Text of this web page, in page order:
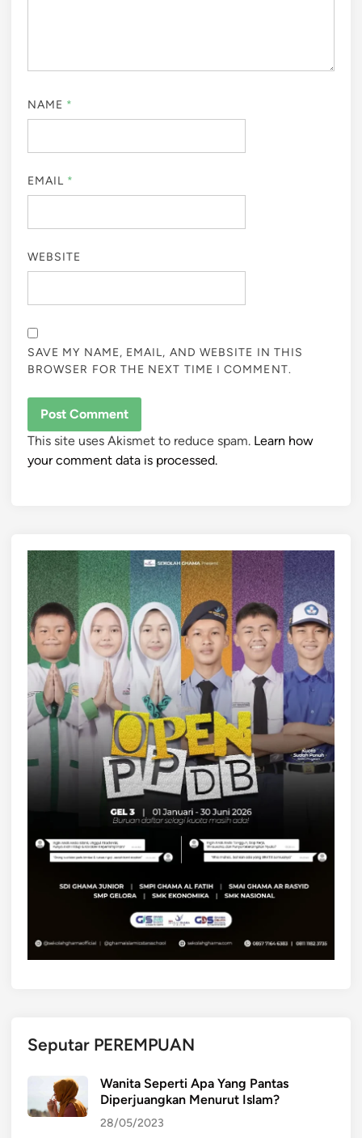
NAME *
EMAIL *
WEBSITE
SAVE MY NAME, EMAIL, AND WEBSITE IN THIS
BROWSER FOR THE NEXT TIME I COMMENT.
This site uses Akismet to reduce spam. Learn how
your comment data is processed.
Seputar PEREMPUAN
Wanita Seperti Apa Yang Pantas
Diperjuangkan Menurut Islam?
28/05/2023